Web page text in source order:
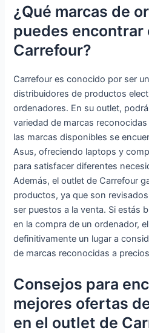
¿Qué marcas de
puedes encontrar
Carrefour?
Carrefour es conocido por ser
distribuidores de productos
ordenadores. En su outlet,
variedad de marcas
las marcas disponibles se
Asus, ofreciendo laptops y
para satisfacer diferentes
Además, el outlet de Carrefour
productos, ya que son
ser puestos a la venta. Si estás
en la compra de un ordenador,
definitivamente un lugar a
de marcas reconocidas a
Consejos para
mejores ofertas
en el outlet de